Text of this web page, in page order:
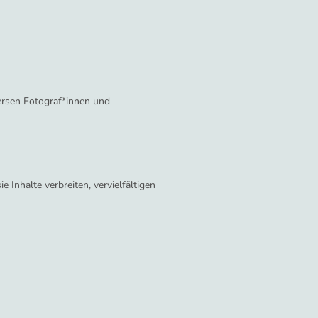
Fotograf*innen und
Inhalte verbreiten, vervielfältigen